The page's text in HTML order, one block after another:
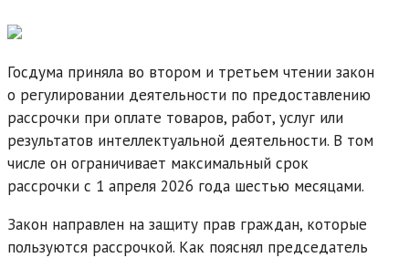
Госдума приняла во втором и третьем чтении закон
о регулировании деятельности по предоставлению
рассрочки при оплате товаров, работ, услуг или
результатов интеллектуальной деятельности. В том
числе он ограничивает максимальный срок
рассрочки с 1 апреля 2026 года шестью месяцами.
Закон направлен на защиту прав граждан, которые
пользуются рассрочкой. Как пояснял председатель